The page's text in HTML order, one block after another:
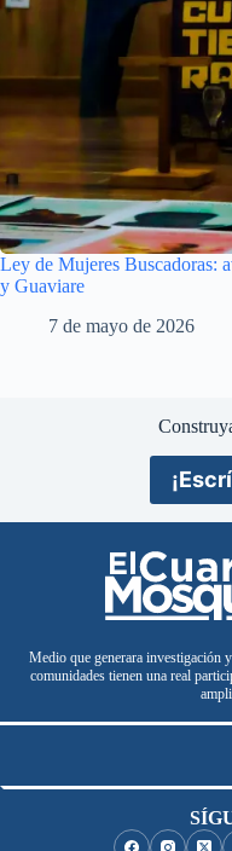
Ley de Mujeres Buscadoras:
y Guaviare
7 de mayo de 2026
Medio que generara investigación
comunidades tienen una real